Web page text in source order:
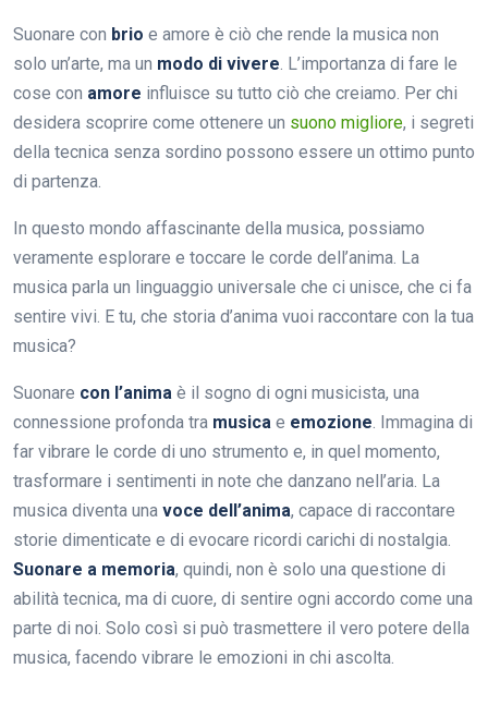
Suonare con brio e amore è ciò che rende la musica non
solo un’arte, ma un modo di vivere. L’importanza di fare le
cose con amore influisce su tutto ciò che creiamo. Per chi
desidera scoprire come ottenere un suono migliore, i segreti
della tecnica senza sordino possono essere un ottimo punto
di partenza.
In questo mondo affascinante della musica, possiamo
veramente esplorare e toccare le corde dell’anima. La
musica parla un linguaggio universale che ci unisce, che ci fa
sentire vivi. E tu, che storia d’anima vuoi raccontare con la tua
musica?
Suonare con l’anima è il sogno di ogni musicista, una
connessione profonda tra musica e emozione. Immagina di
far vibrare le corde di uno strumento e, in quel momento,
trasformare i sentimenti in note che danzano nell’aria. La
musica diventa una voce dell’anima, capace di raccontare
storie dimenticate e di evocare ricordi carichi di nostalgia.
Suonare a memoria, quindi, non è solo una questione di
abilità tecnica, ma di cuore, di sentire ogni accordo come una
parte di noi. Solo così si può trasmettere il vero potere della
musica, facendo vibrare le emozioni in chi ascolta.